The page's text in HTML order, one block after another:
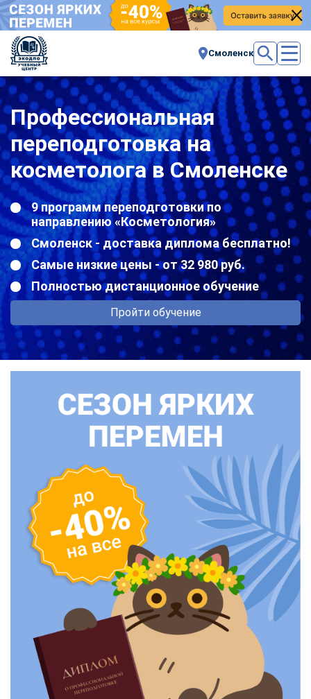
Смоленск
Профессиональная
переподготовка на
косметолога в Смоленске
9 программ переподготовки по
направлению «Косметология»
Смоленск - доставка диплома бесплатно!
Самые низкие цены - от 32 980 руб.
Полностью дистанционное обучение
Пройти обучение